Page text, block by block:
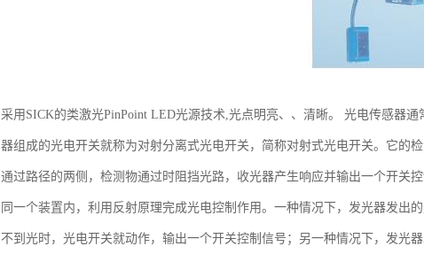
采用SICK的类激光PinPoint LED光源技术,光点明亮、、清晰。 光电传感器
器组成的光电开关就称为对射分离式光电开关，简称对射式光电开关。它的
通过路径的两侧，检测物通过时阻挡光路，收光器产生响应并输出一个开关
同一个装置内，利用反射原理完成光电控制作用。一种情况下，发光器发出
不到光时，光电开关就动作，输出一个开关控制信号；另一种情况下，发光